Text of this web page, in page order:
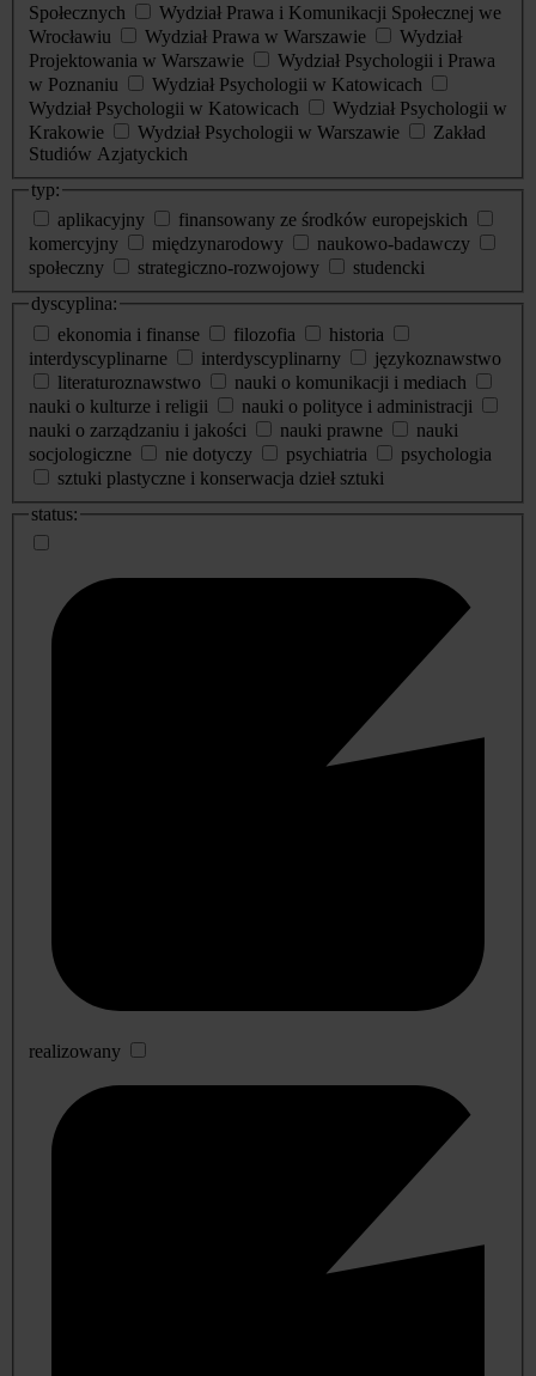
Społecznych
Wydział Prawa i Komunikacji Społecznej we
Wrocławiu
Wydział Prawa w Warszawie
Wydział
Projektowania w Warszawie
Wydział Psychologii i Prawa
w Poznaniu
Wydział Psychologii w Katowicach
Wydział Psychologii w Katowicach
Wydział Psychologii w
Krakowie
Wydział Psychologii w Warszawie
Zakład
Studiów Azjatyckich
typ:
aplikacyjny
finansowany ze środków europejskich
komercyjny
międzynarodowy
naukowo-badawczy
społeczny
strategiczno-rozwojowy
studencki
dyscyplina:
ekonomia i finanse
filozofia
historia
interdyscyplinarne
interdyscyplinarny
językoznawstwo
literaturoznawstwo
nauki o komunikacji i mediach
nauki o kulturze i religii
nauki o polityce i administracji
nauki o zarządzaniu i jakości
nauki prawne
nauki
socjologiczne
nie dotyczy psychiatria
psychologia
sztuki plastyczne i konserwacja dzieł sztuki
status:
realizowany